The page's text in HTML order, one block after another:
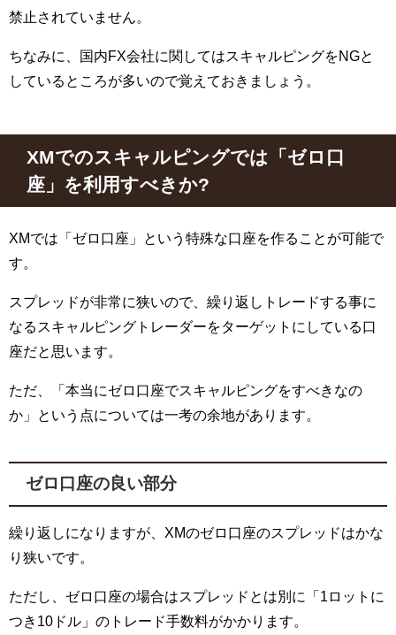
禁止されていません。
ちなみに、国内FX会社に関してはスキャルピングをNGと
しているところが多いので覚えておきましょう。
XMでのスキャルピングでは「ゼロ口
座」を利用すべきか?
XMでは「ゼロ口座」という特殊な口座を作ることが可能で
す。
スプレッドが非常に狭いので、繰り返しトレードする事に
なるスキャルピングトレーダーをターゲットにしている口
座だと思います。
ただ、「本当にゼロ口座でスキャルピングをすべきなの
か」という点については一考の余地があります。
ゼロ口座の良い部分
繰り返しになりますが、 XMのゼロ口座のスプレッドはかな
り狭いです。
ただし、ゼロ口座の場合はスプレッドとは別に「 1 ロットに
つき 10 ドル」のトレード手数料がかかります。